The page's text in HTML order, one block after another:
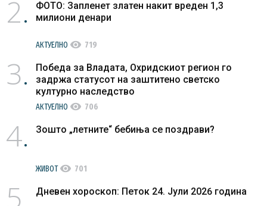
2
ФОТО: Запленет златен накит вреден 1,3
милиони денари
АКТУЕЛНО visibility 719
3
Победа за Владата, Охридскиот регион го
задржа статусот на заштитено светско
културно наследство
АКТУЕЛНО visibility 706
4 Зошто „летните“ бебиња се поздрави?
ЖИВОТvisibility 701
5 Дневен хороскоп: Петок 24. Јули 2026 година